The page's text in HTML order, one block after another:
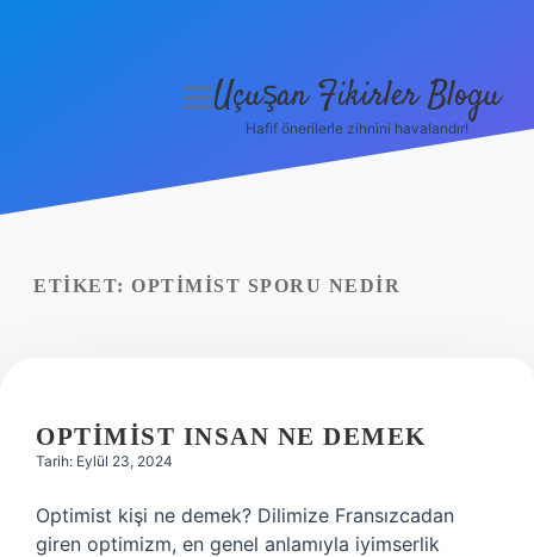
Yasal Uyarı
menüyü
Uçuşan Fikirler Blogu
Hafif önerilerle zihnini havalandır!
ETIKET: OPTIMIST SPORU NEDIR
OPTIMIST INSAN NE DEMEK
Tarih: Eylül 23, 2024
Optimist kişi ne demek? Dilimize Fransızcadan
giren optimizm, en genel anlamıyla iyimserlik